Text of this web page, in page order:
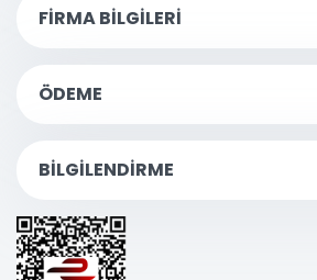
FİRMA BİLGİLERİ
ÖDEME
BİLGİLENDİRME